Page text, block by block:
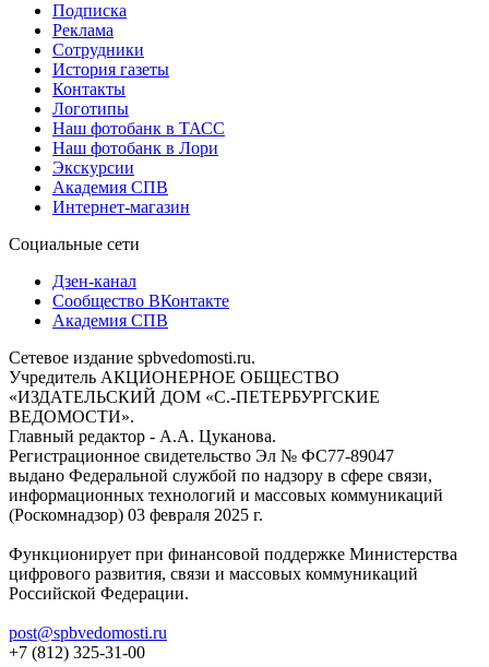
Подписка
Реклама
Сотрудники
История газеты
Контакты
Логотипы
Наш фотобанк в ТАСС
Наш фотобанк в Лори
Экскурсии
Академия СПВ
Интернет-магазин
Социальные сети
Дзен-канал
Сообщество ВКонтакте
Академия СПВ
Сетевое издание spbvedomosti.ru.
Учредитель АКЦИОНЕРНОЕ ОБЩЕСТВО
«ИЗДАТЕЛЬСКИЙ ДОМ «С.-ПЕТЕРБУРГСКИЕ
ВЕДОМОСТИ».
Главный редактор - А.А. Цуканова.
Регистрационное свидетельство Эл № ФС77-89047
выдано Федеральной службой по надзору в сфере связи,
информационных технологий и массовых коммуникаций
(Роскомнадзор) 03 февраля 2025 г.
Функционирует при финансовой поддержке Министерства
цифрового развития, связи и массовых коммуникаций
Российской Федерации.
post@spbvedomosti.ru
+7 (812) 325-31-00